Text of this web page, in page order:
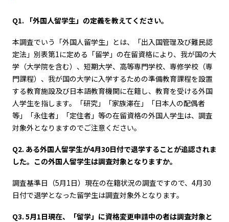
Q1. 「外国人留学生」の定義を教えてください。
本調査でいう「外国人留学生」とは、「出入国管理及び難民認
定法」別表第1に定める「留学」の在留資格により、我が国の大
学（大学院を含む）、短期大学、高等専門学校、専修学校（専
門課程）、我が国の大学に入学するための準備教育課程を設置
する教育施設及び日本語教育機関に在籍し、教育を受ける外国
人学生を指します。「研究」「家族滞在」「日本人の配偶者
等」「永住者」「定住者」等の在留資格の外国人学生は、調査
対象外となりますのでご注意ください。
Q2. ある外国人留学生が4月30日付で退学することが追認されま
した。この外国人留学生は調査対象となりますか。
調査基準日（5月1日）現在の在籍状況の調査ですので、4月30
日付で退学となった留学生は調査対象外となります。
Q3. 5月1日現在、「留学」に資格変更申請中の者は調査対象と